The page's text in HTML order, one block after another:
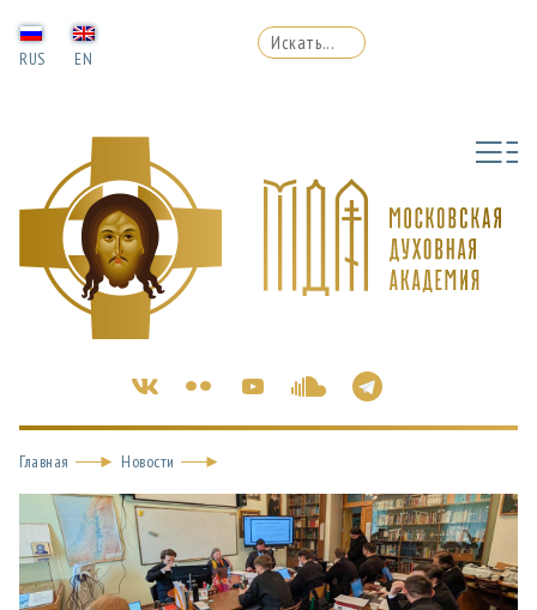
RUS EN
Главная Новости